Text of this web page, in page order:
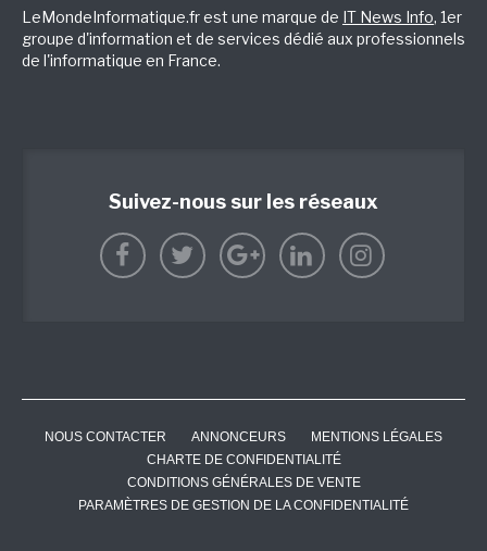
LeMondeInformatique.fr est une marque de IT News Info, 1er
groupe d'information et de services dédié aux professionnels
de l'informatique en France.
Suivez-nous sur les réseaux
NOUS CONTACTER ANNONCEURS
MENTIONS LÉGALES
CHARTE DE CONFIDENTIALITÉ
CONDITIONS GÉNÉRALES DE VENTE
PARAMÈTRES DE GESTION DE LA CONFIDENTIALITÉ